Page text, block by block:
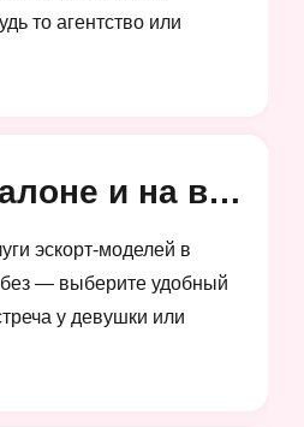
то агентство или
Услуги в салоне и на выезд
эскорт-моделей в
— выберите удобный
у девушки или